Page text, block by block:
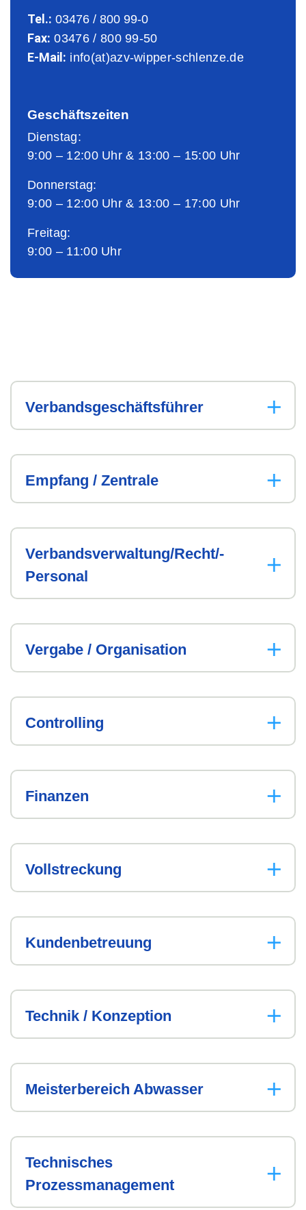
Tel.: 03476 / 800 99-0
Fax: 03476 / 800 99-50
E-Mail: info(at)azv-wipper-schlenze.de
Geschäftszeiten
Dienstag:
9:00 – 12:00 Uhr & 13:00 – 15:00 Uhr
Donnerstag:
9:00 – 12:00 Uhr & 13:00 – 17:00 Uhr
Freitag:
9:00 – 11:00 Uhr
Verbands­geschäfts­führer
Empfang / Zentrale
Verbandsverwaltung/­Recht/­
Personal
Vergabe / Organisation
Controlling
Finanzen
Vollstreckung
Kundenbetreuung
Technik / Konzeption
Meisterbereich Abwasser
Technisches
Prozessmanagement